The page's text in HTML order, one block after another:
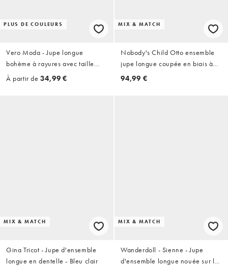
PLUS DE COULEURS
Vero Moda - Jupe longue
bohème à rayures avec taille
froncée et volants étagés - Bleu
À partir de 34,99 €
MIX & MATCH
Nobody's Child Otto ensemble
jupe longue coupée en biais à
carreaux bleu et vert
94,99 €
MIX & MATCH
Gina Tricot - Jupe d'ensemble
longue en dentelle - Bleu clair
MIX & MATCH
Wanderdoll - Sienne - Jupe
d'ensemble longue nouée sur le